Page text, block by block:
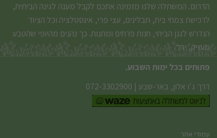
הדרום. המשתלה שלנו מזמינה אתכם לקבל מענה לגינה הביתית,
לרכישת צמחי בית, תבלינים, עצי פרי, אינסטלציה וכל הציוד
הנדרש לגנן הביתי, חנות פרחים ומתנות. כך נהנים מהיופי שהטבע
מעניק, יחד.
פתוחים בכל ימות השבוע.
דרך ג'ו אלון, באר-שבע |
072-3302900
עמודי אתר